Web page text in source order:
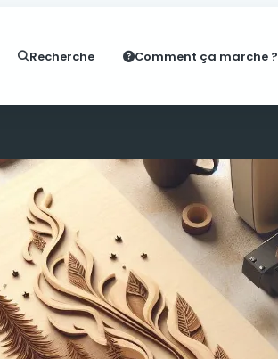
Recherche Comment ça marche ?